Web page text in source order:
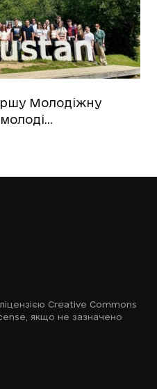
Молодіжну
Creative Commons
, якщо не зазначено